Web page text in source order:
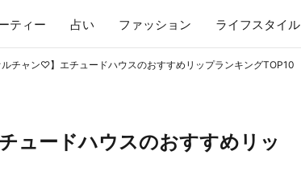
ティー 占い ファッション ライフスタイル
ルチャン♡】エチュードハウスのおすすめリップランキングTOP10
ュードハウスのおすすめリッ